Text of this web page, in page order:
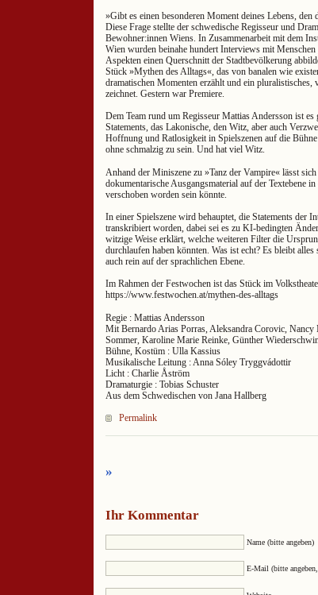
»Gibt es einen besonderen Moment deines Lebens,
Diese Frage stellte der schwedische Regisseur und
Bewohner:innen Wiens. In Zusammenarbeit mit dem
Wien wurden beinahe hundert Interviews mit
Aspekten einen Querschnitt der Stadtbevölkerung
Stück »Mythen des Alltags«, das von banalen wie
dramatischen Momenten erzählt und ein pluralistisches,
zeichnet. Gestern war Premiere.
Dem Team rund um Regisseur Mattias Andersson ist es
Statements, das Lakonische, den Witz, aber auch
Hoffnung und Ratlosigkeit in Spielszenen auf die
ohne schmalzig zu sein. Und hat viel Witz.
Anhand der Miniszene zu »Tanz der Vampire« lässt
dokumentarische Ausgangsmaterial auf der Textebene
verschoben worden sein könnte.
In einer Spielszene wird behauptet, die Statements der
transkribiert worden, dabei sei es zu KI-bedingten
witzige Weise erklärt, welche weiteren Filter die
durchlaufen haben könnten. Was ist echt? Es bleibt
auch rein auf der sprachlichen Ebene.
Im Rahmen der Festwochen ist das Stück im
https://www.festwochen.at/mythen-des-alltags
Regie : Mattias Andersson
Mit Bernardo Arias Porras, Aleksandra Corovic,
Sommer, Karoline Marie Reinke, Günther
Bühne, Kostüm : Ulla Kassius
Musikalische Leitung : Anna Sóley Tryggvádottir
Licht : Charlie Åström
Dramaturgie : Tobias Schuster
Aus dem Schwedischen von Jana Hallberg
Permalink
»
Ihr Kommentar
Name (bitte angeben)
E-Mail (bitte